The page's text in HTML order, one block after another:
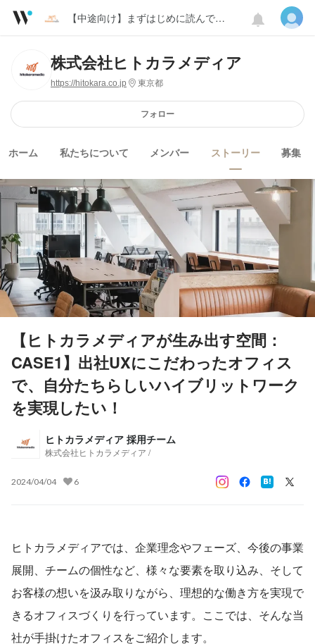
【中途向け】まずはじめに読んでもらいたい記事
株式会社ヒトカラメディア
https://hitokara.co.jp 東京都
フォロー
ホーム 私たちについて メンバー ストーリー 募集
【ヒトカラメディアが生み出す空間：
CASE1】出社UXにこだわったオフィス
で、自分たちらしいハイブリットワーク
を実現したい！
ヒトカラメディア 採用チーム
株式会社ヒトカラメディア /
2024/04/04 6
ヒトカラメディアでは、企業理念やフェーズ、今後の事業
展開、チームの個性など、様々な要素を取り込み、そして
お客様の想いを汲み取りながら、理想的な働き方を実現で
きるオフィスづくりを行っています。ここでは、そんな当
社が手掛けたオフィスをご紹介します。